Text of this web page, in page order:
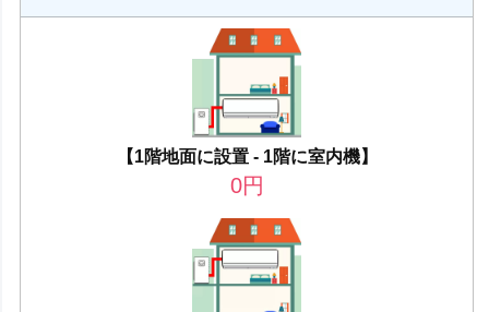
【1階地面に設置 - 1階に室内機】
0円